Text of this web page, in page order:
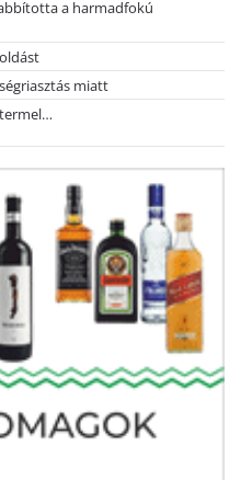
a harmadfokú
miatt